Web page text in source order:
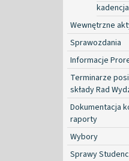
Wewnętrzne
Sprawozdania
Informacje
Terminarze
składy Rad
Dokumentacja
raporty
Wybory
Sprawy